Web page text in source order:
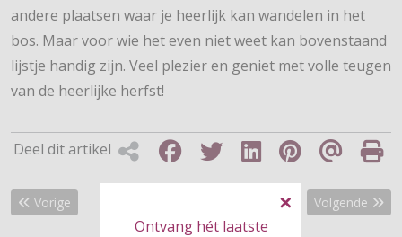
Ontvang hét laatste
andere plaatsen waar je heerlijk kan wandelen in het
bos. Maar voor wie het even niet weet kan bovenstaand
lijstje handig zijn. Veel plezier en geniet met volle teugen
van de heerlijke herfst!
Deel dit artikel
Vorig artikel: Deelnemerslimiet Fjoertoer Egmond bijna bereikt
Vorige Volgende
Volgende